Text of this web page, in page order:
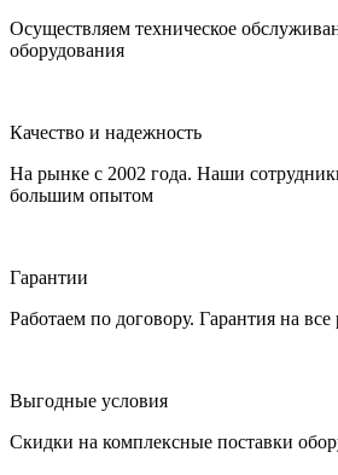
Осуществляем техническое
оборудования
Качество и надежность
На рынке с 2002 года. Наши
большим опытом
Гарантии
Работаем по договору. Гарантия на все
Выгодные условия
Скидки на комплексные поставки